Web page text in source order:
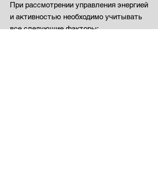
При рассмотрении управления энергией
и активностью необходимо учитывать
все следующие факторы: